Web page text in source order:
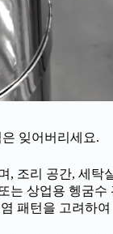
잊어버리세요.
, 조리 공간, 세
는 상업용 헹굼
패턴을 고려하